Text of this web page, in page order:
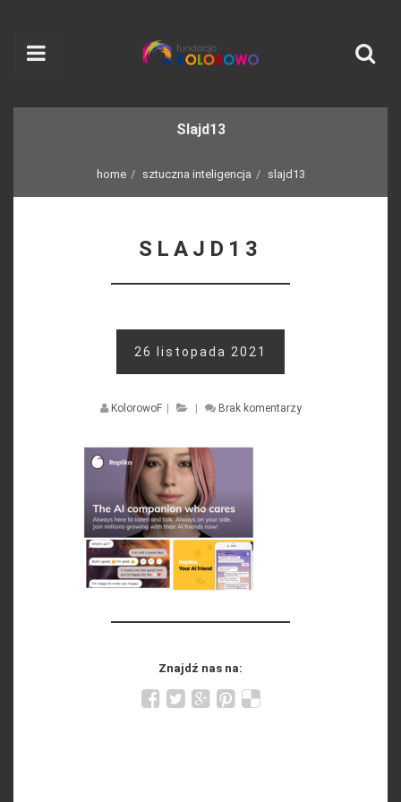
Slajd13
home sztuczna inteligencja slajd13
SLAJD13
26 listopada 2021
KolorowoF Brak komentarzy
Znajdź nas na: